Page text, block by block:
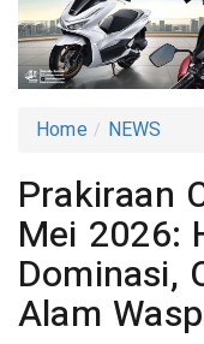
Home NEWS
Prakiraan
Mei 2026:
Dominasi,
Alam